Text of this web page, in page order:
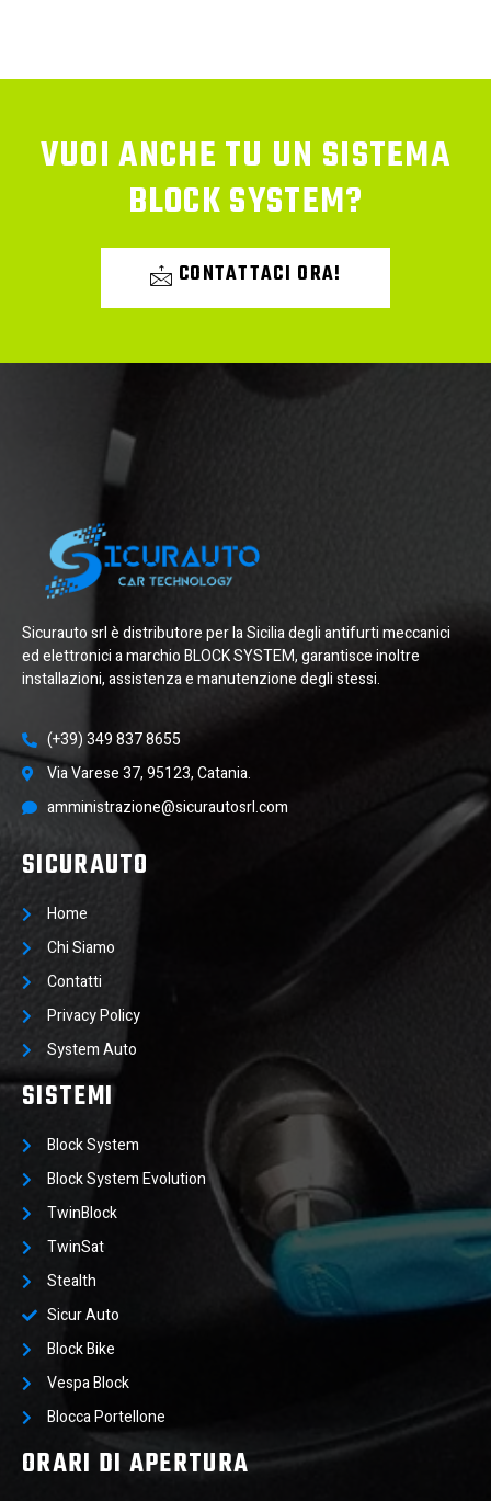
VUOI ANCHE TU UN SISTEMA
BLOCK SYSTEM?
CONTATTACI ORA!
Sicurauto srl è distributore per la Sicilia degli antifurti meccanici
ed elettronici a marchio BLOCK SYSTEM, garantisce inoltre
installazioni, assistenza e manutenzione degli stessi.
(+39) 349 837 8655
Via Varese 37, 95123, Catania.
amministrazione@sicurautosrl.com
SICURAUTO
Home
Chi Siamo
Contatti
Privacy Policy
System Auto
SISTEMI
Block System
Block System Evolution
TwinBlock
TwinSat
Stealth
Sicur Auto
Block Bike
Vespa Block
Blocca Portellone
ORARI DI APERTURA